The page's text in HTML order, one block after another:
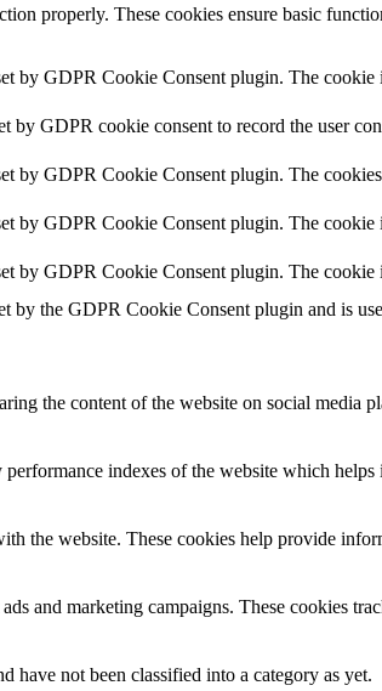
properly. These cookies ensure basic
by GDPR Cookie Consent plugin. The
by GDPR cookie consent to record the user
by GDPR Cookie Consent plugin. The
by GDPR Cookie Consent plugin. The cookie
by GDPR Cookie Consent plugin. The cookie
by the GDPR Cookie Consent plugin and is
the content of the website on social media
indexes of the website which
the website. These cookies help provide
and marketing campaigns. These cookies
have not been classified into a category as yet.